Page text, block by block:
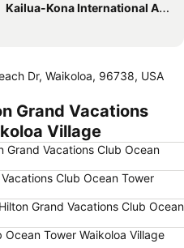
Kailua-Kona International Airport
Dr, Waikoloa, 96738, USA
Grand Vacations
Village
Grand Vacations Club Ocean
Club Ocean Tower
Grand Vacations Club Ocean
Tower Waikoloa Village